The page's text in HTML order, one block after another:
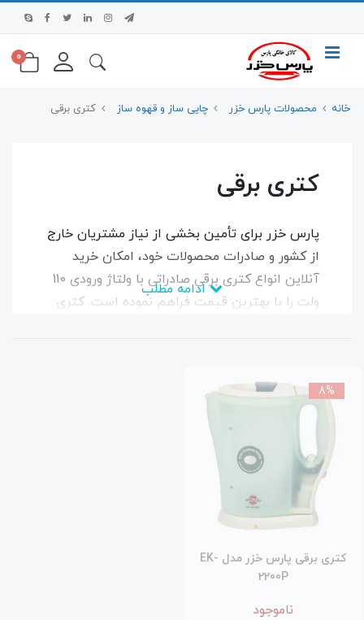
0
خانه محصولات پارس خزر چایی ساز و قهوه ساز کتری برقی
کتری برقی
پارس خزر برای تأمین بخشی از نیاز مشتریان خارج
از کشور و صادرات محصولات خود، امکان خرید
آنلاین انواع کتری برقی صادراتی با ولتاژ ورودی 110
ولت را با بهترین قیمت فراهم نموده است. کتری
شرکت پارس شید، نماینده خدمات پس از فروش
سراسر کشور، خدمات پس از فروش خود را عرضه
می دارد.
ادامه مطلب
کتری برقی پارس خزر مدل EK-
2200P
8%
ناموجود